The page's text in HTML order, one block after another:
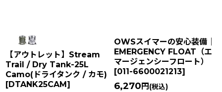
【アウトレット】Stream
Trail / Dry Tank-25L
Camo(ドライタンク / カモ)
[DTANK25CAM]
OWSスイマーの安心装備｜
EMERGENCY FLOAT（エ
マージェンシーフロート）
[011-6600021213]
6,270 円 (税込)